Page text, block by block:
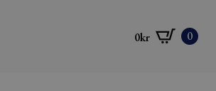
0kr 0